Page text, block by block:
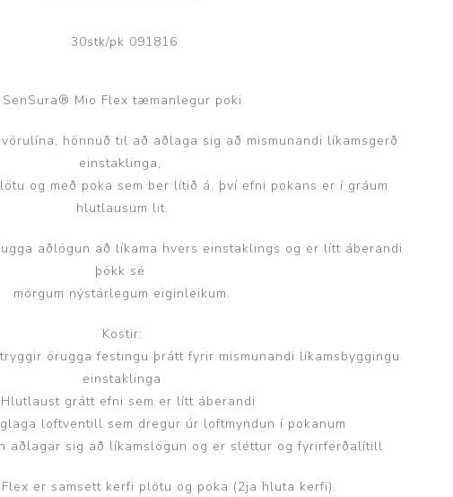
Heilbrigðisstofnanir
Innréttingar, vagnar og
borð
Rekstrarvörur
Smátæki
Þrýstingsvafningar
30stk/pk 091816
SenSura® Mio Flex tæmanlegur poki
hönnuð til að aðlaga sig að mismunandi líkamsgerð
einstaklinga,
og með poka sem ber lítið á, því efni pokans er í gráum
hlutlausum lit.
aðlögun að líkama hvers einstaklings og er lítt áberandi
þökk sé
mörgum nýstárlegum eiginleikum.
Kostir:
örugga festingu þrátt fyrir mismunandi líkamsbyggingu
einstaklinga
grátt efni sem er lítt áberandi
loftventill sem dregur úr loftmyndun í pokanum
aðlagar sig að líkamslögun og er sléttur og fyrirferðalítill
er samsett kerfi plötu og poka (2ja hluta kerfi).